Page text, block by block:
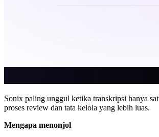
Sonix paling unggul ketika transkripsi hanya
proses review dan tata kelola yang lebih luas.
Mengapa menonjol